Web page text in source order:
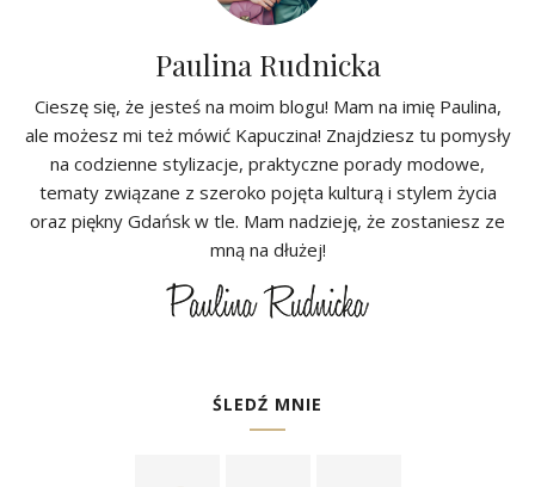
Paulina Rudnicka
Cieszę się, że jesteś na moim blogu! Mam na imię Paulina,
ale możesz mi też mówić Kapuczina! Znajdziesz tu pomysły
na codzienne stylizacje, praktyczne porady modowe,
tematy związane z szeroko pojęta kulturą i stylem życia
oraz piękny Gdańsk w tle. Mam nadzieję, że zostaniesz ze
mną na dłużej!
ŚLEDŹ MNIE